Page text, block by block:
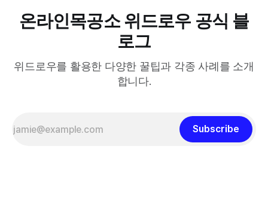
온라인목공소 위드로우 공식 블
로그
위드로우를 활용한 다양한 꿀팁과 각종 사례를 소개
합니다.
Subscribe